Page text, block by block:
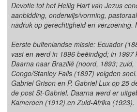
Devotie tot het Heilig Hart van Jezus
aanbidding, onderwijs/vorming,
nadruk op gerechtigheid en verzoening.
Eerste buitenlandse missie: Ecuador
vast en werd in 1896 beëindigd; in 1997
Daarna naar Brazilië (noord, 1893; zuid,
Congo/Stanley Falls (1897) volgden
Gabriel Grison en P. Gabriel Lux op 25
de post St-Gabriel. Daarna werd er
Kameroen (1912) en Zuid-Afrika (1923).